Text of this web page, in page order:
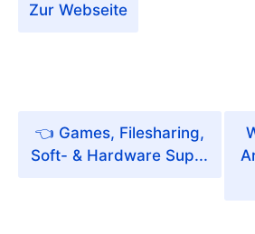
Zur Webseite
Games, Filesharing,
Soft- & Hardware Sup...